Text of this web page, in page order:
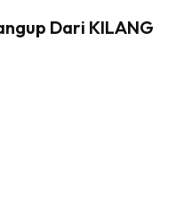
Dari KILANG